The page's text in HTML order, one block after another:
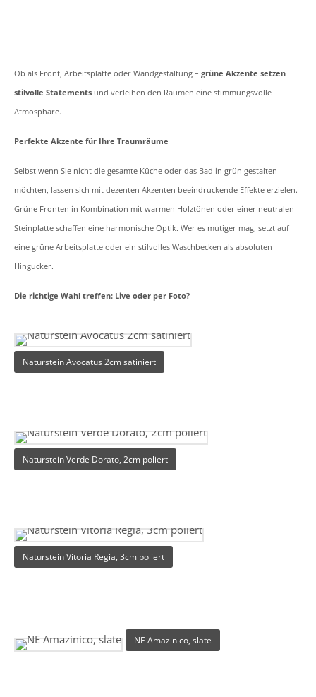
Ob als Front, Arbeitsplatte oder Wandgestaltung – grüne Akzente setzen
stilvolle Statements und verleihen den Räumen eine stimmungsvolle
Atmosphäre.
Perfekte Akzente für Ihre Traumräume
Selbst wenn Sie nicht die gesamte Küche oder das Bad in grün gestalten
möchten, lassen sich mit dezenten Akzenten beeindruckende Effekte erzielen.
Grüne Fronten in Kombination mit warmen Holztönen oder einer neutralen
Steinplatte schaffen eine harmonische Optik. Wer es mutiger mag, setzt auf
eine grüne Arbeitsplatte oder ein stilvolles Waschbecken als absoluten
Hingucker.
Die richtige Wahl treffen: Live oder per Foto?
Naturstein Avocatus 2cm satiniert
Naturstein Verde Dorato, 2cm poliert
Naturstein Vitoria Regia, 3cm poliert
NE Amazinico, slate